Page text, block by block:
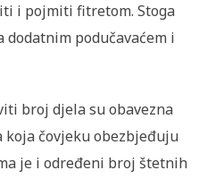
i pojmiti fitretom. Stoga
dodatnim podučavaćem i
broj djela su obavezna
koja čovjeku obezbjeđuju
je i određeni broj štetnih